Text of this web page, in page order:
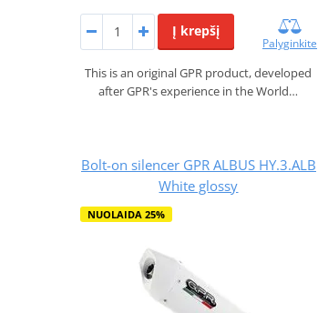
Į krepšį
Palyginkite
This is an original GPR product, developed
after GPR's experience in the World…
Bolt-on silencer GPR ALBUS HY.3.ALB
White glossy
NUOLAIDA 25%